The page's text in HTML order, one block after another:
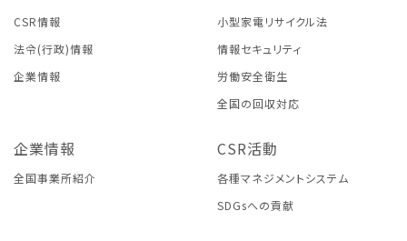
CSR情報
法令(行政)情報
企業情報
小型家電リサイクル法
情報セキュリティ
労働安全衛生
全国の回収対応
企業情報
全国事業所紹介
CSR活動
各種マネジメントシステム
SDGsへの貢献